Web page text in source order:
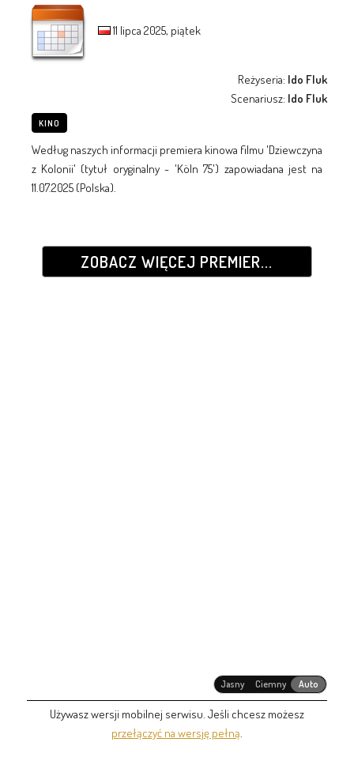
11 lipca 2025, piątek
Reżyseria: Ido Fluk
Scenariusz: Ido Fluk
KINO
Według naszych informacji premiera kinowa filmu 'Dziewczyna
z Kolonii' (tytuł oryginalny - 'Köln 75') zapowiadana jest na
11.07.2025 (Polska).
ZOBACZ WIĘCEJ PREMIER...
Jasny Ciemny Auto
Używasz wersji mobilnej serwisu. Jeśli chcesz możesz
przełączyć na wersję pełną